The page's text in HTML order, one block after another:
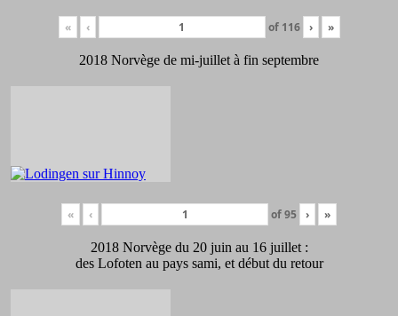
« ‹ of 116 › »
2018 Norvège de mi-juillet à fin septembre
« ‹ of95 › »
2018 Norvège du 20 juin au 16 juillet :
des Lofoten au pays sami, et début du retour